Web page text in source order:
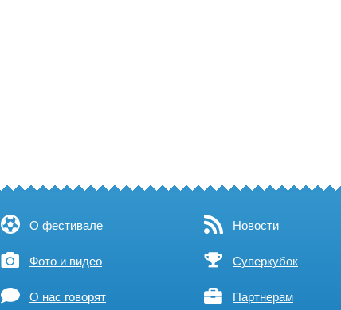
О фестивале Новости
Фото и видео Суперкубок
О нас говорят Партнерам